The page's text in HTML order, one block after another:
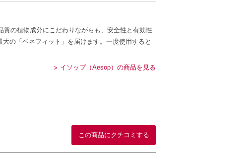
の植物成分にこだわりながらも、安全性と有効性
の「ベネフィット」を届けます。一度使用すると
イソップ（Aesop）の商品を見る
この商品にクチコミする